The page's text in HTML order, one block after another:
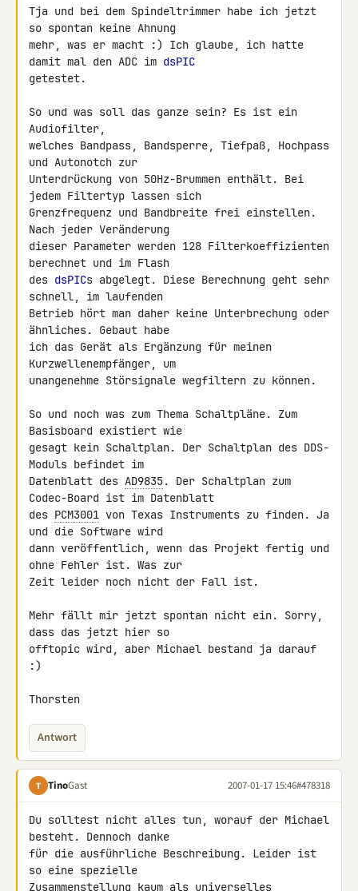
Tja und bei dem Spindeltrimmer habe ich jetzt
so spontan keine Ahnung
mehr, was er macht :) Ich glaube, ich hatte
damit mal den ADC im dsPIC
getestet.
So und was soll das ganze sein? Es ist ein
Audiofilter,
welches Bandpass, Bandsperre, Tiefpaß, Hochpass
und Autonotch zur
Unterdrückung von 50Hz-Brummen enthält. Bei
jedem Filtertyp lassen sich
Grenzfrequenz und Bandbreite frei einstellen.
Nach jeder Veränderung
dieser Parameter werden 128 Filterkoeffizienten
berechnet und im Flash
des dsPICs abgelegt. Diese Berechnung geht sehr
schnell, im laufenden
Betrieb hört man daher keine Unterbrechung oder
ähnliches. Gebaut habe
ich das Gerät als Ergänzung für meinen
Kurzwellenempfänger, um
unangenehme Störsignale wegfiltern zu können.
So und noch was zum Thema Schaltpläne. Zum
Basisboard existiert wie
gesagt kein Schaltplan. Der Schaltplan des DDS-
Moduls befindet im
Datenblatt des AD9835. Der Schaltplan zum
Codec-Board ist im Datenblatt
des PCM3001 von Texas Instruments zu finden. Ja
und die Software wird
dann veröffentlich, wenn das Projekt fertig und
ohne Fehler ist. Was zur
Zeit leider noch nicht der Fall ist.
Mehr fällt mir jetzt spontan nicht ein. Sorry,
dass das jetzt hier so
offtopic wird, aber Michael bestand ja darauf
:)
Thorsten
Antwort
T TinoGast 2007-01-17 15:46#478318
Du solltest nicht alles tun, worauf der Michael
besteht. Dennoch danke
für die ausführliche Beschreibung. Leider ist
so eine spezielle
Zusammenstellung kaum als universelles